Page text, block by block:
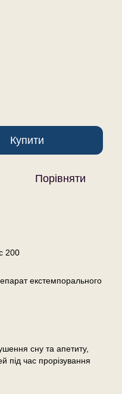
Купити
Порівняти
200
екстемпорального
сну та апетиту,
під час прорізування